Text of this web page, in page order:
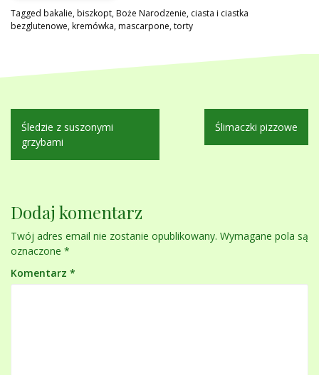
Tagged bakalie,biszkopt,Boże Narodzenie, ciasta i ciastka
bezglutenowe,kremówka,mascarpone,torty
Nawigacja
wpisu
Śledzie z suszonymi
grzybami
Ślimaczki pizzowe
Dodaj komentarz
Twój adres email nie zostanie opublikowany. Wymagane pola są
oznaczone *
Komentarz *